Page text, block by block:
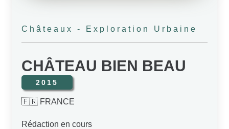
Châteaux - Exploration Urbaine
CHÂTEAU BIEN BEAU
2015
🇫🇷 FRANCE
Rédaction en cours